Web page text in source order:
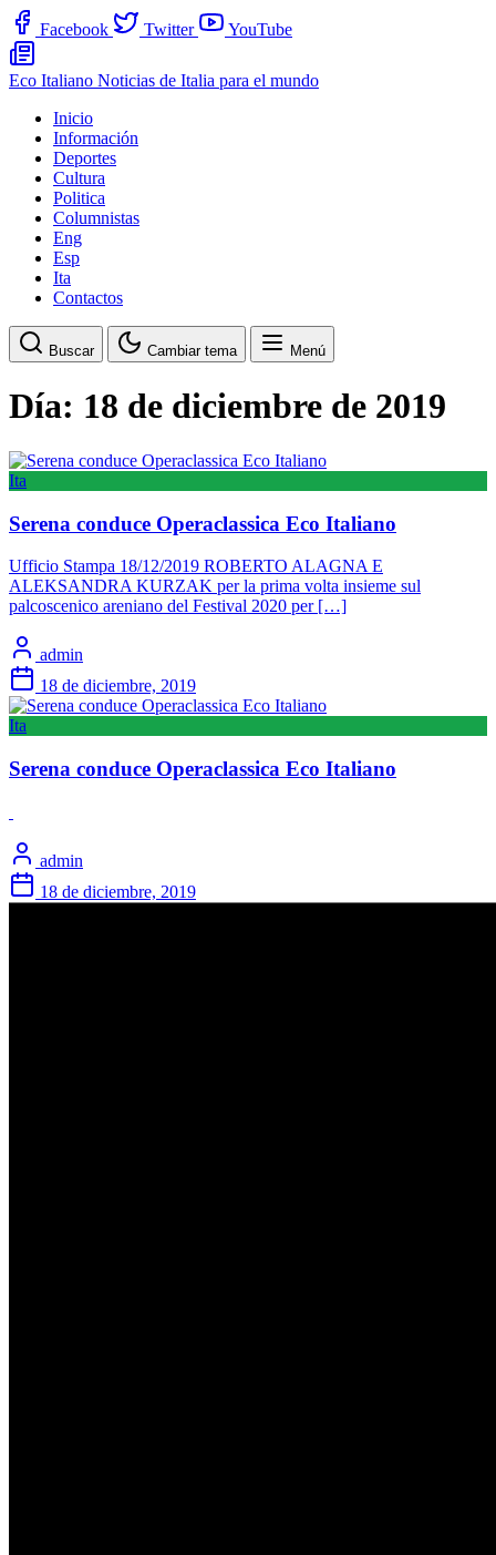
Facebook Twitter YouTube
Eco Italiano Noticias de Italia para el mundo
Inicio
Información
Deportes
Cultura
Politica
Columnistas
Eng
Esp
Ita
Contactos
Buscar Cambiar tema Menú
Día: 18 de diciembre de 2019
Ita
Serena conduce Operaclassica Eco Italiano
Ufficio Stampa 18/12/2019 ROBERTO ALAGNA E
ALEKSANDRA KURZAK per la prima volta insieme sul
palcoscenico areniano del Festival 2020 per […]
admin
18 de diciembre, 2019
Ita
Serena conduce Operaclassica Eco Italiano
admin
18 de diciembre, 2019